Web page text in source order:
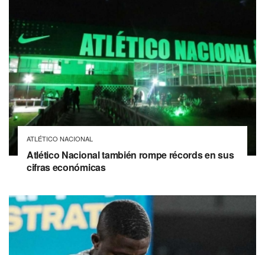
ATLÉTICO NACIONAL
Atlético Nacional también rompe récords en sus
cifras económicas